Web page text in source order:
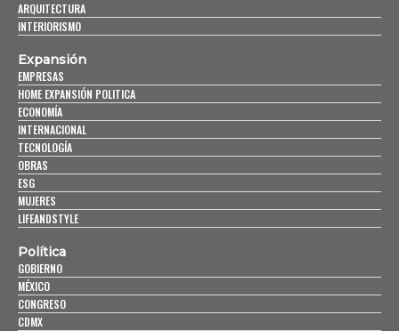
ARQUITECTURA
INTERIORISMO
Expansión
EMPRESAS
HOME EXPANSIÓN POLITICA
ECONOMÍA
INTERNACIONAL
TECNOLOGÍA
OBRAS
ESG
MUJERES
LIFEANDSTYLE
Política
GOBIERNO
MÉXICO
CONGRESO
CDMX